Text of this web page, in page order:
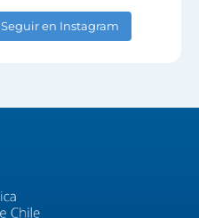
Seguir en Instagram